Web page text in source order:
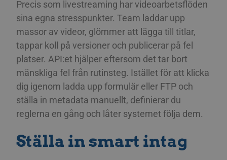
Precis som livestreaming har videoarbetsflöden
sina egna stresspunkter. Team laddar upp
massor av videor, glömmer att lägga till titlar,
tappar koll på versioner och publicerar på fel
platser. API:et hjälper eftersom det tar bort
mänskliga fel från rutinsteg. Istället för att klicka
dig igenom ladda upp formulär eller FTP och
ställa in metadata manuellt, definierar du
reglerna en gång och låter systemet följa dem.
Ställa in smart intag